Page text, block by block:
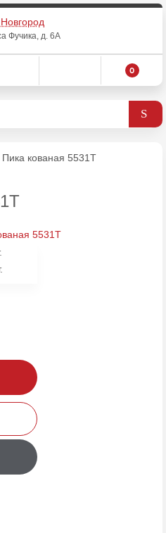
Фучика, д. 6А
0
Пика кованая 5531Т